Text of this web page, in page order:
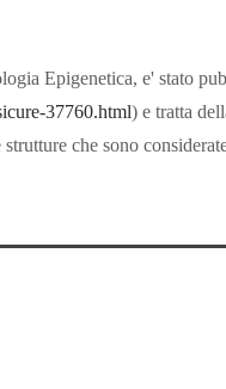
Epigenetica, e' stato
37760.html) e tratta
che sono